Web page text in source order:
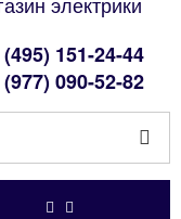
151-24-44
090-52-82